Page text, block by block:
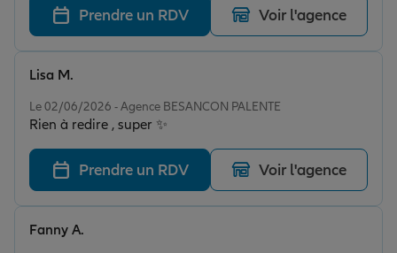
Prendre un RDV Voir l'agence
Le 02/06/2026 - Agence BESANCON PALENTE
Rien à redire , super ✨
Lisa M.
Prendre un RDV Voir l'agence
Fanny A.